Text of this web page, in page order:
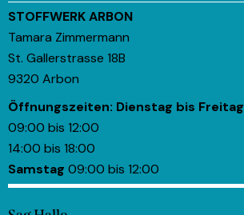
STOFFWERK ARBON
Tamara Zimmermann
St. Gallerstrasse 18B
9320 Arbon
Öffnungszeiten: Dienstag bis Freitag
09:00 bis 12:00
14:00 bis 18:00
Samstag 09:00 bis 12:00